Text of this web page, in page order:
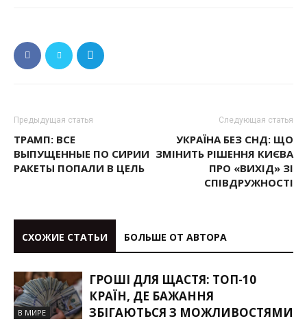
Предыдущая статья
ТРАМП: ВСЕ
ВЫПУЩЕННЫЕ ПО СИРИИ
РАКЕТЫ ПОПАЛИ В ЦЕЛЬ
Следующая статья
УКРАЇНА БЕЗ СНД: ЩО
ЗМІНИТЬ РІШЕННЯ КИЄВА
ПРО «ВИХІД» ЗІ
СПІВДРУЖНОСТІ
СХОЖИЕ СТАТЬИ БОЛЬШЕ ОТ АВТОРА
В МИРЕ
ГРОШІ ДЛЯ ЩАСТЯ: ТОП-10
КРАЇН, ДЕ БАЖАННЯ
ЗБІГАЮТЬСЯ З МОЖЛИВОСТЯМИ